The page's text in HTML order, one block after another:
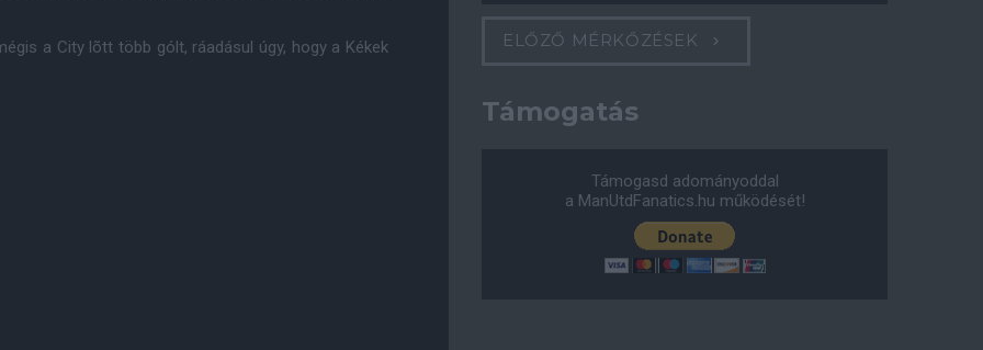
a City lõtt több gólt, ráadásul úgy, hogy a Kékek
ELŐZŐ MÉRKŐZÉSEK
Támogatás
Támogasd adományoddal
a ManUtdFanatics.hu működését!